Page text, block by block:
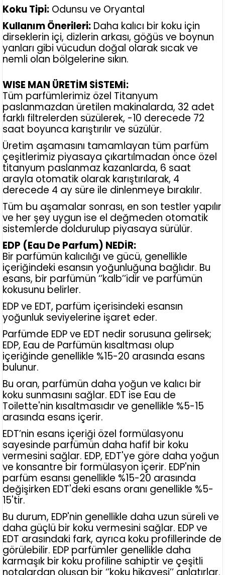
Koku Tipi: Odunsu ve Oryantal
Kullanım Önerileri: Daha kalıcı bir koku için
dirseklerin içi, dizlerin arkası, göğüs ve boynun
yanları gibi vücudun doğal olarak sıcak ve
nemli olan bölgelerine sıkın.
WISE MAN ÜRETİM SİSTEMİ:
Tüm parfümlerimiz özel Titanyum
paslanmazdan üretilen makinalarda, 32 adet
farklı filtrelerden süzülerek, -10 derecede 72
saat boyunca karıştırılır ve süzülür.
Üretim aşamasını tamamlayan tüm parfüm
çeşitlerimiz piyasaya çıkartılmadan önce özel
titanyum paslanmaz kazanlarda, 6 saat
arayla otomatik olarak karıştırılarak, 4
derecede 4 ay süre ile dinlenmeye bırakılır.
Tüm bu aşamalar sonrası, en son testler yapılır
ve her şey uygun ise el değmeden otomatik
sistemlerde doldurulup piyasaya sürülür.
EDP (Eau De Parfum) NEDİR:
Bir parfümün kalıcılığı ve gücü, genellikle
içeriğindeki esansın yoğunluğuna bağlıdır. Bu
esans, bir parfümün ‘’kalb’’idir ve parfümün
kokusunu belirler.
EDP ve EDT, parfüm içerisindeki esansın
yoğunluk seviyelerine işaret eder.
Parfümde EDP ve EDT nedir sorusuna gelirsek;
EDP, Eau de Parfümün kısaltması olup
içeriğinde genellikle %15-20 arasında esans
bulunur.
Bu oran, parfümün daha yoğun ve kalıcı bir
koku sunmasını sağlar. EDT ise Eau de
Toilette'nin kısaltmasıdır ve genellikle %5-15
arasında esans içerir.
EDT’nin esans içeriği özel formülasyonu
sayesinde parfümün daha hafif bir koku
vermesini sağlar. EDP, EDT'ye göre daha yoğun
ve konsantre bir formülasyon içerir. EDP'nin
parfüm esansı genellikle %15-20 arasında
değişirken EDT'deki esans oranı genellikle %5-
15'tir.
Bu durum, EDP'nin genellikle daha uzun süreli ve
daha güçlü bir koku vermesini sağlar. EDP ve
EDT arasındaki fark, ayrıca koku profillerinde de
görülebilir. EDP parfümler genellikle daha
karmaşık bir koku profiline sahiptir ve çeşitli
notalardan oluşan bir ‘’koku hikayesi’’ anlatırlar.